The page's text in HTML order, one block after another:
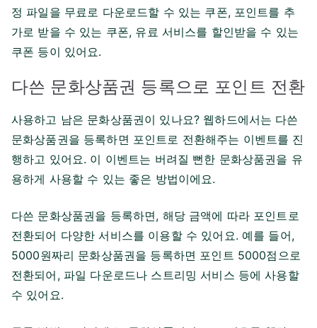
정 파일을 무료로 다운로드할 수 있는 쿠폰, 포인트를 추
가로 받을 수 있는 쿠폰, 유료 서비스를 할인받을 수 있는
쿠폰 등이 있어요.
다쓴 문화상품권 등록으로 포인트 전환
사용하고 남은 문화상품권이 있나요? 웹하드에서는 다쓴
문화상품권을 등록하면 포인트로 전환해주는 이벤트를 진
행하고 있어요. 이 이벤트는 버려질 뻔한 문화상품권을 유
용하게 사용할 수 있는 좋은 방법이에요.
다쓴 문화상품권을 등록하면, 해당 금액에 따라 포인트로
전환되어 다양한 서비스를 이용할 수 있어요. 예를 들어,
5000원짜리 문화상품권을 등록하면 포인트 5000점으로
전환되어, 파일 다운로드나 스트리밍 서비스 등에 사용할
수 있어요.